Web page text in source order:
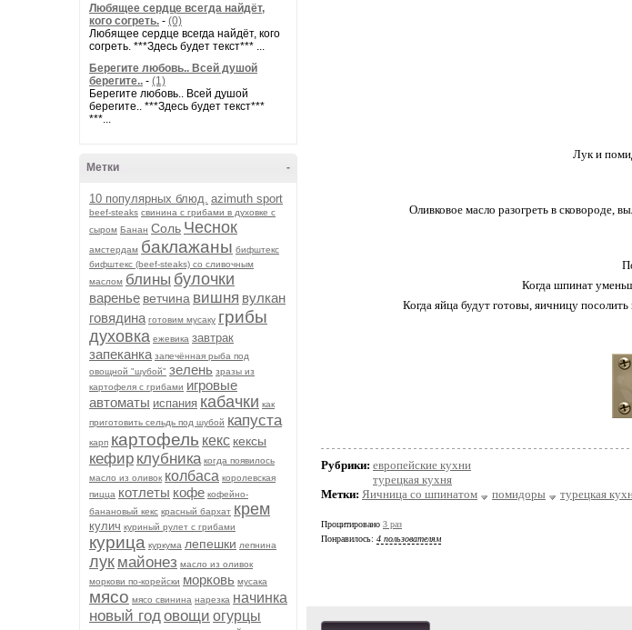
Любящее сердце всегда найдёт,
кого согреть. - (0)
Любящее сердце всегда найдёт, кого
согреть. ***Здесь будет текст*** ...
Берегите любовь.. Всей душой
берегите.. - (1)
Берегите любовь.. Всей душой
берегите.. ***Здесь будет текст***
***...
-
Метки
10 популярных блюд. azimuth sport
beef-stеаks cвинина с грибами в духовке с
сыром Банан Соль Чеснок
амстердам баклажаны бифштекс
бифштекс (beef-stеаks) со сливочным
маслом блины булочки
варенье ветчина вишня вулкан
говядина готовим мусаку грибы
духовка ежевика завтрак
запеканка запечённая рыба под
овощной "шубой" зелень зразы из
картофеля с грибами игровые
автоматы испания кабачки как
приготовить сельдь под шубой капуста
карп картофель кекс кексы
кефир клубника когда появилось
масло из оливок колбаса королевская
пицца котлеты кофе кофейно-
банановый кекс красный бархат крем
кулич куриный рулет с грибами
курица куркума лепешки лепнина
лук майонез масло из оливок
моркови по-корейски морковь мусака
мясо мясо свинина нарезка начинка
новый годовощи огурцы
Лук и
Оливковое масло разогреть в сковороде,
Когда шпинат
Когда яйца будут готовы, яичницу
Рубрики: европейские кухни
турецкая кухня
Метки: Яичница со шпинатом помидоры турецкая
Процитировано 3 раз
Понравилось: 4 пользователям